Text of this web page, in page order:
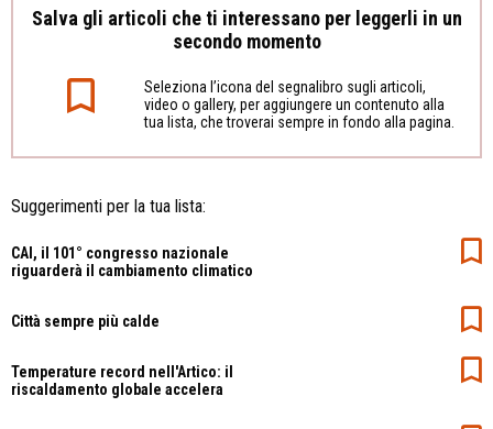
Salva gli articoli che ti interessano per leggerli in un
secondo momento
Seleziona l’icona del segnalibro sugli articoli,
video o gallery, per aggiungere un contenuto alla
tua lista, che troverai sempre in fondo alla pagina.
Suggerimenti per la tua lista:
CAI, il 101° congresso nazionale
riguarderà il cambiamento climatico
Città sempre più calde
Temperature record nell'Artico: il
riscaldamento globale accelera